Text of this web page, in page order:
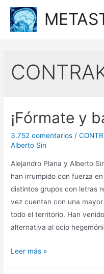
contenido
¡Fórmate y
3.752 comentarios /
Alberto Sin
Alejandro Plana y Alberto
han irrumpido con fuerza
distintos grupos con letras
vez cuentan con una
todo el territorio. Han
alternativa al ocio
¡Fórmate
Leer más »